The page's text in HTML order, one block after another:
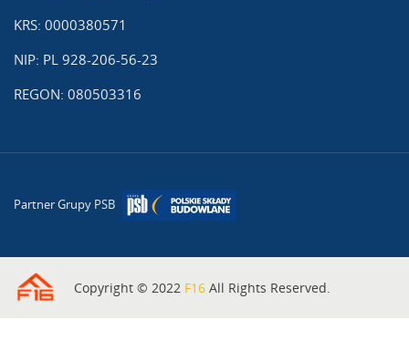
KRS: 0000380571
NIP: PL 928-206-56-23
REGON: 080503316
Partner Grupy PSB
Copyright © 2022 F16 All Rights Reserved.